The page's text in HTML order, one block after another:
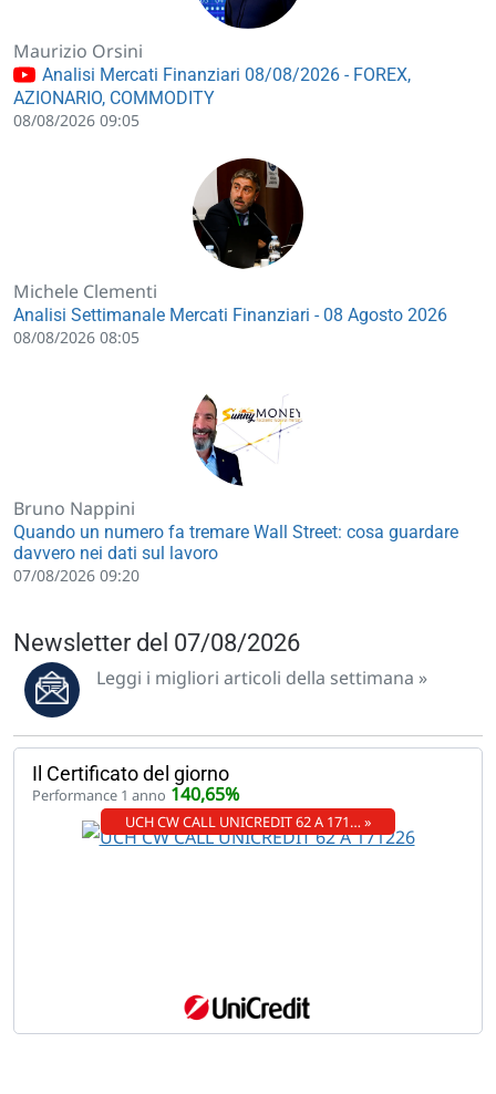
Maurizio Orsini
Analisi Mercati Finanziari 08/08/2026 - FOREX,
AZIONARIO, COMMODITY
08/08/2026 09:05
Michele Clementi
Analisi Settimanale Mercati Finanziari - 08 Agosto 2026
08/08/2026 08:05
Bruno Nappini
Quando un numero fa tremare Wall Street: cosa guardare
davvero nei dati sul lavoro
07/08/2026 09:20
Newsletter del 07/08/2026
Leggi i migliori articoli della settimana »
Il Certificato del giorno
Performance 1 anno 140,65%
UCH CW CALL UNICREDIT 62 A 171… »